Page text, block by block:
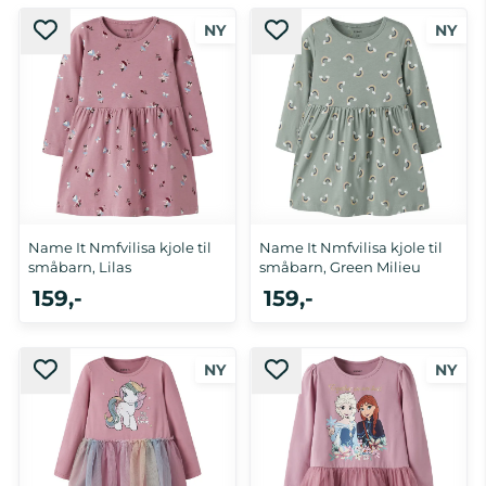
92, 98, 104, 110, 116, 122 86, 92, 98, 104, 110
Name It Nmfvilisa kjole til
småbarn, Lilas
92, 98, 104, 110, 116
159,-
Name It Nmfvilisa kjole til
småbarn, Green Milieu
92, 98, 104, 110, 116
159,-